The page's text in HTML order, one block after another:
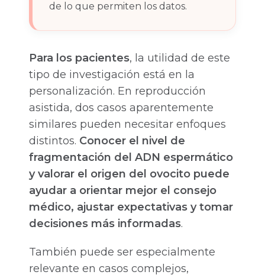
de lo que permiten los datos.
Para los pacientes, la utilidad de este
tipo de investigación está en la
personalización. En reproducción
asistida, dos casos aparentemente
similares pueden necesitar enfoques
distintos. Conocer el nivel de
fragmentación del ADN espermático
y valorar el origen del ovocito puede
ayudar a orientar mejor el consejo
médico, ajustar expectativas y tomar
decisiones más informadas.
También puede ser especialmente
relevante en casos complejos,